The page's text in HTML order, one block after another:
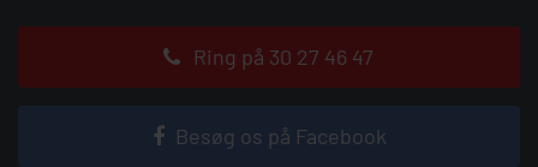
Ring på 30 27 46 47
Besøg os på Facebook